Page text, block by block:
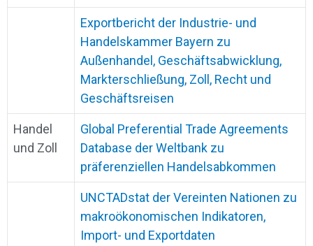
Exportbericht der Industrie- und
Handelskammer Bayern zu
Außenhandel, Geschäftsabwicklung,
Markterschließung, Zoll, Recht und
Geschäftsreisen
Handel
und Zoll
Global Preferential Trade Agreements
Database der Weltbank zu
präferenziellen Handelsabkommen
UNCTADstat der Vereinten Nationen zu
makroökonomischen Indikatoren,
Import- und Exportdaten